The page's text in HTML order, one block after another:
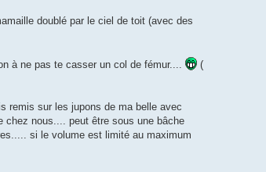
doublé par le ciel de toit (avec des
à ne pas te casser un col de fémur....
(
remis sur les jupons de ma belle avec
chez nous.... peut être sous une bâche
si le volume est limité au maximum